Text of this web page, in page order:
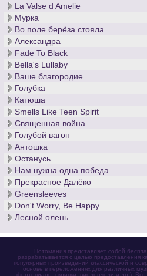
La Valse d Amelie
Мурка
Во поле берёза стояла
Александра
Fade To Black
Bella's Lullaby
Ваше благородие
Голубка
Катюша
Smells Like Teen Spirit
Священная война
Голубой вагон
Антошка
Останусь
Нам нужна одна победа
Прекрасное Далёко
Greensleeves
Don't Worry, Be Happy
Лесной олень
Нотомания представляет собой
разрабатывается с целью предоставления
популярных произведений классической и
основе в переложениях для различных
фортепиано, скрипки, виолончели и др.).